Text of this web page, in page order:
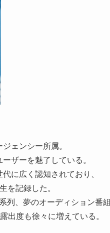
ェンシー所属。
ザーを魅了している。
に広く認知されており、
を記録した。
列、夢のオーディション番組
出度も徐々に増えている。